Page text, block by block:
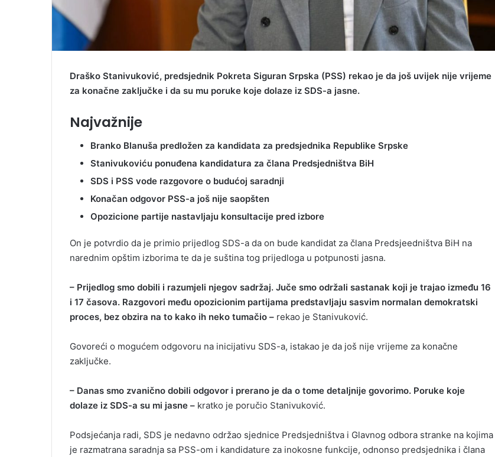
Draško Stanivuković, predsjednik Pokreta Siguran Srpska (PSS) rekao je da još uvijek nije vrijeme
za konačne zaključke i da su mu poruke koje dolaze iz SDS-a jasne.
Najvažnije
Branko Blanuša predložen za kandidata za predsjednika Republike Srpske
Stanivukoviću ponuđena kandidatura za člana Predsjedništva BiH
SDS i PSS vode razgovore o budućoj saradnji
Konačan odgovor PSS-a još nije saopšten
Opozicione partije nastavljaju konsultacije pred izbore
On je potvrdio da je primio prijedlog SDS-a da on bude kandidat za člana Predsjeedništva BiH na
narednim opštim izborima te da je suština tog prijedloga u potpunosti jasna.
– Prijedlog smo dobili i razumjeli njegov sadržaj. Juče smo održali sastanak koji je trajao između 16
i 17 časova. Razgovori među opozicionim partijama predstavljaju sasvim normalan demokratski
proces, bez obzira na to kako ih neko tumačio – rekao je Stanivuković.
Govoreći o mogućem odgovoru na inicijativu SDS-a, istakao je da još nije vrijeme za konačne
zaključke.
– Danas smo zvanično dobili odgovor i prerano je da o tome detaljnije govorimo. Poruke koje
dolaze iz SDS-a su mi jasne – kratko je poručio Stanivuković.
Podsjećanja radi, SDS je nedavno održao sjednice Predsjedništva i Glavnog odbora stranke na kojima
je razmatrana saradnja sa PSS-om i kandidature za inokosne funkcije, odnonso predsjednika i člana